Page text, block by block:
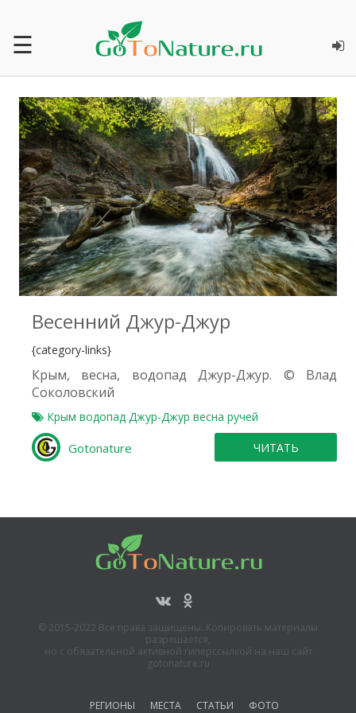
☰
0
Весенний Джур-Джур
{category-links}
Крым, весна, водопад Джур-Джур. © Влад
Соколовский
Крым водопад Джур-Джур весна ручей
Gotonature ЧИТАТЬ
© 2015-2022 Все права защищены. Копировать материалы
разрешается,
но с обязательной активной гиперссылкой на наш сайт
gotonature.ru
РЕГИОНЫ МЕСТА СТАТЬИ ФОТО